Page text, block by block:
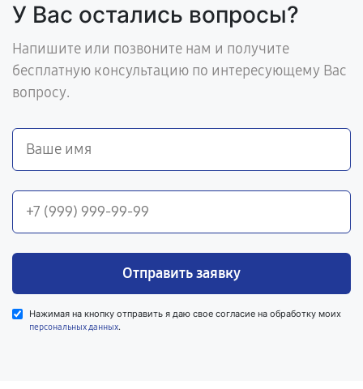
У Вас остались вопросы?
Напишите или позвоните нам и получите
бесплатную консультацию по интересующему Вас
вопросу.
Отправить заявку
Нажимая на кнопку отправить я даю свое согласие на обработку моих
персональных данных.